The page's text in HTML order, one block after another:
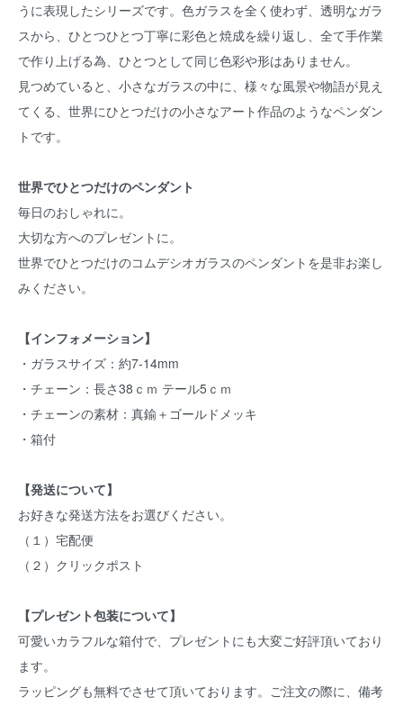
うに表現したシリーズです。色ガラスを全く使わず、透明なガラ
スから、ひとつひとつ丁寧に彩色と焼成を繰り返し、全て手作業
で作り上げる為、ひとつとして同じ色彩や形はありません。
見つめていると、小さなガラスの中に、様々な風景や物語が見え
てくる、世界にひとつだけの小さなアート作品のようなペンダン
トです。
世界でひとつだけのペンダント
毎日のおしゃれに。
大切な方へのプレゼントに。
世界でひとつだけのコムデシオガラスのペンダントを是非お楽し
みください。
【インフォメーション】
・ガラスサイズ：約7-14mm
・チェーン：長さ38ｃｍ テール5ｃｍ
・チェーンの素材：真鍮＋ゴールドメッキ
・箱付
【発送について】
お好きな発送方法をお選びください。
（１）宅配便
（２）クリックポスト
【プレゼント包装について】
可愛いカラフルな箱付で、プレゼントにも大変ご好評頂いており
ます。
ラッピングも無料でさせて頂いております。ご注文の際に、備考